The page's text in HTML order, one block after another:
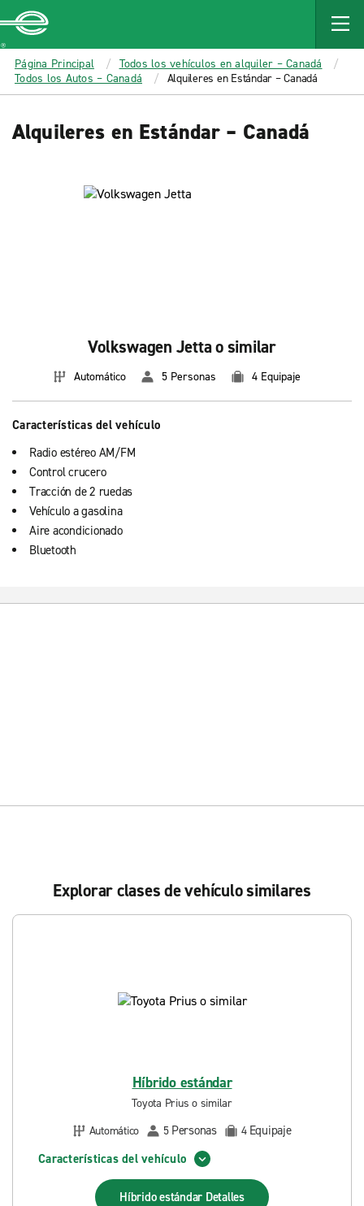
MAIN
CONTENT
Enterprise
Página Principal
Todos los vehículos en alquiler – Canadá
Todos los Autos – Canadá
Alquileres en Estándar – Canadá
Alquileres en Estándar – Canadá
Volkswagen Jetta o similar
Automático 5 Personas 4 Equipaje
Características del vehículo
Radio estéreo AM/FM
Control crucero
Tracción de 2 ruedas
Vehículo a gasolina
Aire acondicionado
Bluetooth
Explorar clases de vehículo similares
Híbrido estándar
Toyota Prius o similar
Automático
5 Personas 4 Equipaje
Características del vehículo
Híbrido estándar Detalles